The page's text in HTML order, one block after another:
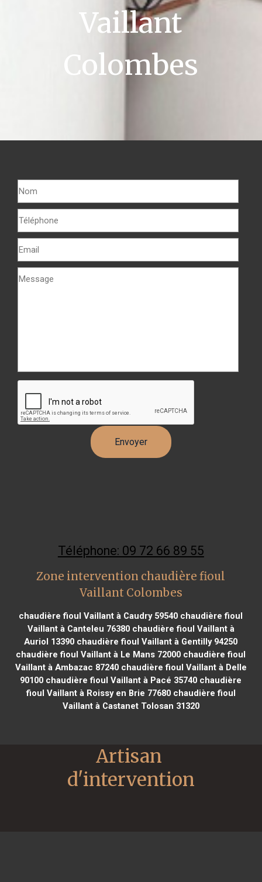
Vaillant
Colombes
Téléphone: 09 72 66 89 55
Zone intervention chaudière fioul
Vaillant Colombes
chaudière fioul Vaillant à Caudry 59540 chaudière fioul
Vaillant à Canteleu 76380chaudière fioul Vaillant à
Auriol 13390 chaudière fioul Vaillant à Gentilly 94250
chaudière fioul Vaillant à Le Mans 72000 chaudière fioul
Vaillant à Ambazac 87240chaudière fioul Vaillant à Delle
90100 chaudière fioul Vaillant à Pacé 35740 chaudière
fioul Vaillant à Roissy en Brie 77680chaudière fioul
Vaillant à Castanet Tolosan 31320
Artisan
d'intervention